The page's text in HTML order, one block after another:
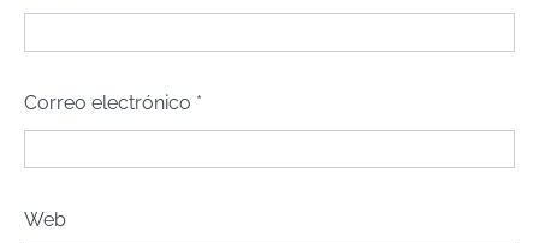
Correo electrónico *
Web